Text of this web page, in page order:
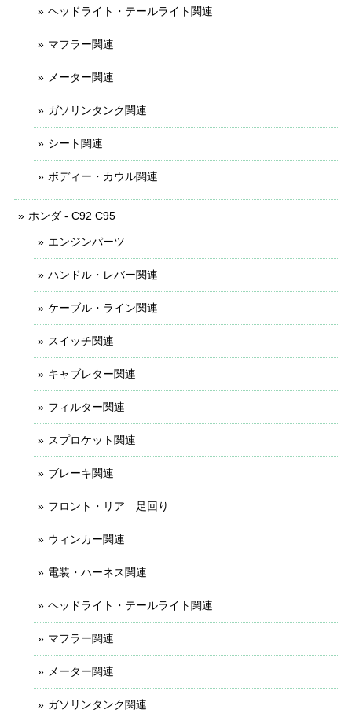
ヘッドライト・テールライト関連
マフラー関連
メーター関連
ガソリンタンク関連
シート関連
ボディー・カウル関連
ホンダ - C92 C95
エンジンパーツ
ハンドル・レバー関連
ケーブル・ライン関連
スイッチ関連
キャブレター関連
フィルター関連
スプロケット関連
ブレーキ関連
フロント・リア 足回り
ウィンカー関連
電装・ハーネス関連
ヘッドライト・テールライト関連
マフラー関連
メーター関連
ガソリンタンク関連